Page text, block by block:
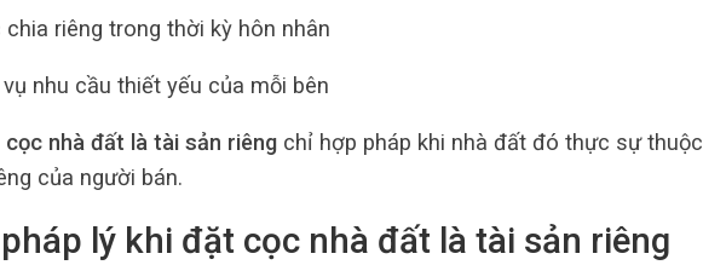
riêng trong thời kỳ hôn nhân
nhu cầu thiết yếu của mỗi bên
nhà đất là tài sản riêngchỉ hợp pháp khi nhà đất đó thực sự thuộc
của người bán.
lý khi đặt cọc nhà đất là tài sản riêng